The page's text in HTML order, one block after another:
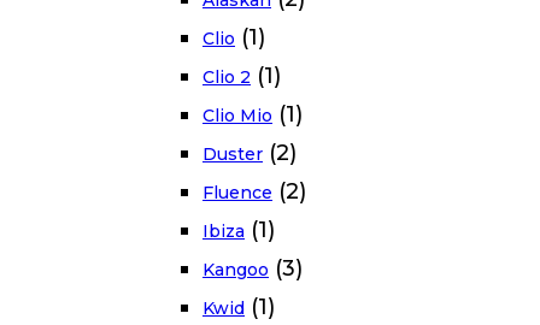
Clio (1)
Clio 2 (1)
Clio Mio (1)
Duster (2)
Fluence (2)
Ibiza (1)
Kangoo (3)
Kwid (1)